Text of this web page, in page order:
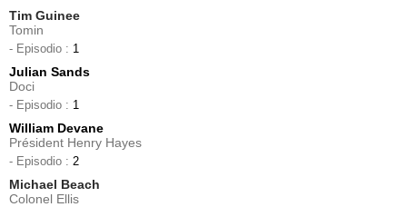
Tim Guinee
Tomin
- Episodio : 1
Julian Sands
Doci
- Episodio : 1
William Devane
Président Henry Hayes
- Episodio : 2
Michael Beach
Colonel Ellis